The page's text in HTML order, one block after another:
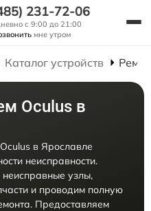
231-72-06
с 9:00 до 21:00
мне утром
Каталог устройств
Oculus в
в Ярославле
неисправности.
узлы,
и проводим полную
Предоставляем